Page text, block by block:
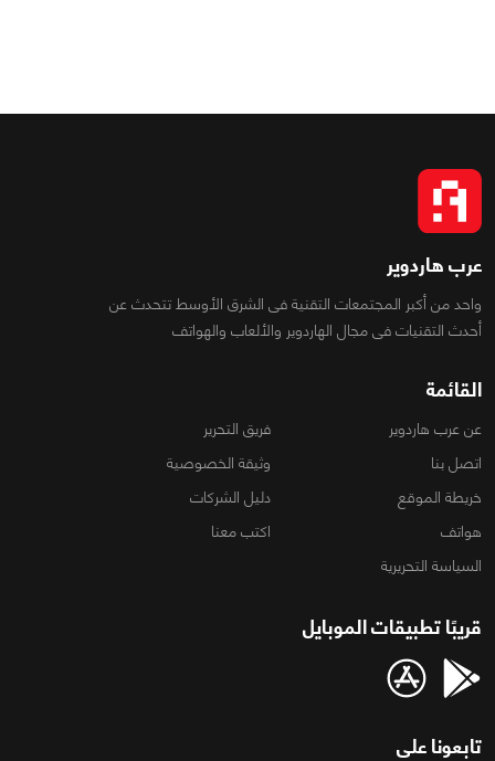
عرب هاردوير
واحد من أكبر المجتمعات التقنية فى الشرق الأوسط تتحدث عن
أحدث التقنيات فى مجال الهاردوير والألعاب والهواتف
القائمة
عن عرب هاردوير
فريق التحرير
اتصل بنا
وثيقة الخصوصية
خريطة الموقع
دليل الشركات
هواتف
اكتب معنا
السياسة التحريرية
قريبًا تطبيقات الموبايل
تابعونا على